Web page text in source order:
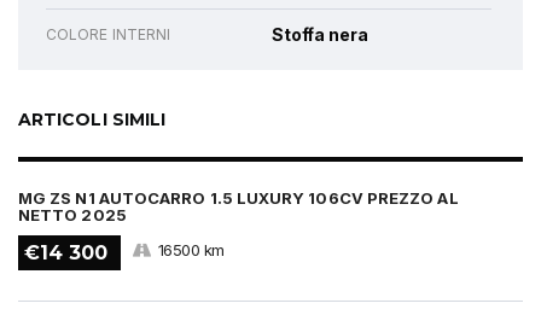
COLORE INTERNI Stoffa nera
ARTICOLI SIMILI
MG ZS N1 AUTOCARRO 1.5 LUXURY 106CV PREZZO AL
NETTO 2025
€14 300 16500 km